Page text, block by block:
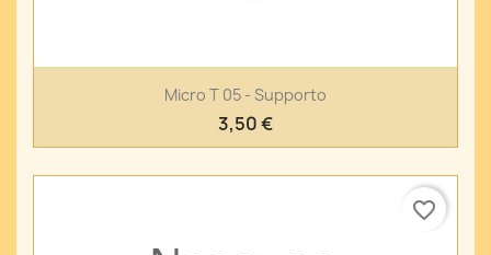
Micro T 05 - Supporto
3,50 €
favorite_border